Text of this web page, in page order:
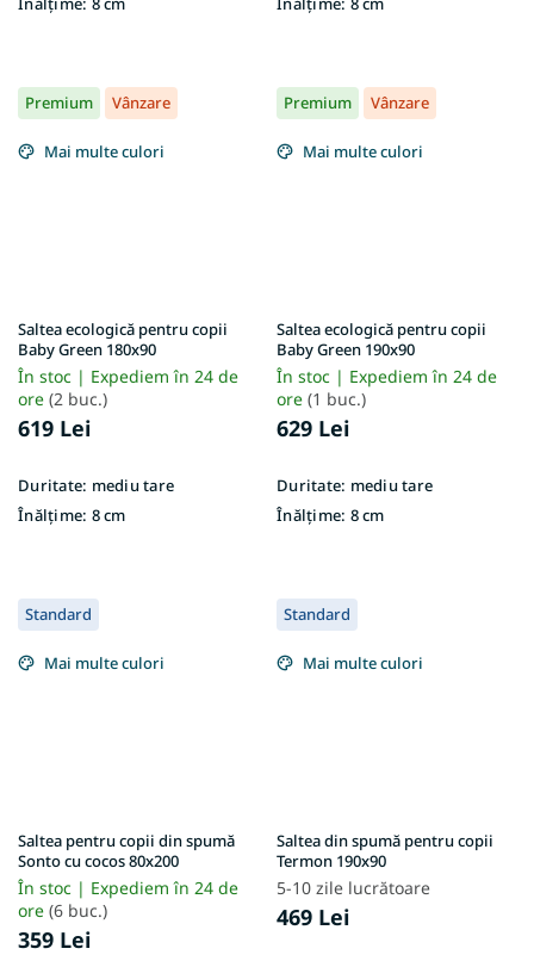
Premium Vânzare
Mai multe culori
Saltea ecologică pentru copii
Baby Green 180x90
În stoc | Expediem în 24 de
ore (2 buc.)
619 Lei
Duritate: mediu tare
Înălțime: 8 cm
Premium Vânzare
Mai multe culori
Saltea ecologică pentru copii
Baby Green 190x90
În stoc | Expediem în 24 de
ore (1 buc.)
629 Lei
Duritate: mediu tare
Înălțime: 8 cm
Standard
Mai multe culori
Saltea pentru copii din spumă
Sonto cu cocos 80x200
În stoc | Expediem în 24 de
ore (6 buc.)
359 Lei
Standard
Mai multe culori
Saltea din spumă pentru copii
Termon 190x90
5-10 zile lucrătoare
469 Lei